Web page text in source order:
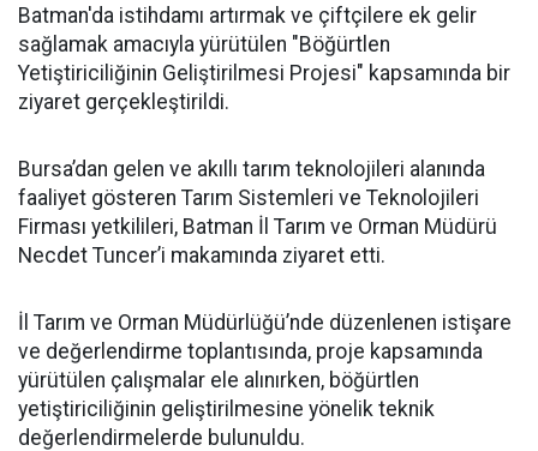
Batman'da istihdamı artırmak ve çiftçilere ek gelir
sağlamak amacıyla yürütülen "Böğürtlen
Yetiştiriciliğinin Geliştirilmesi Projesi" kapsamında bir
ziyaret gerçekleştirildi.
Bursa’dan gelen ve akıllı tarım teknolojileri alanında
faaliyet gösteren Tarım Sistemleri ve Teknolojileri
Firması yetkilileri, Batman İl Tarım ve Orman Müdürü
Necdet Tuncer’i makamında ziyaret etti.
İl Tarım ve Orman Müdürlüğü’nde düzenlenen istişare
ve değerlendirme toplantısında, proje kapsamında
yürütülen çalışmalar ele alınırken, böğürtlen
yetiştiriciliğinin geliştirilmesine yönelik teknik
değerlendirmelerde bulunuldu.